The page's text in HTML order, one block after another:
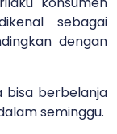
sebagai
dengan
bisa berbelanja
seminggu.